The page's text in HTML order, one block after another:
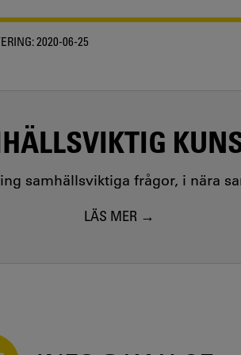
2020-06-25
samhällsviktiga frågor, i nära
LÄS MER